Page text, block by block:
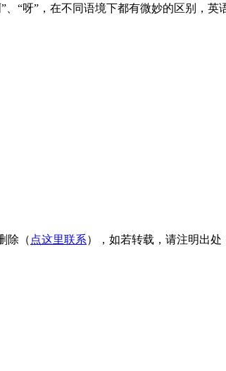
“呀”，在不同语境下都有微妙的区别，
除（ 点这里联系），如若转载，请注明出处